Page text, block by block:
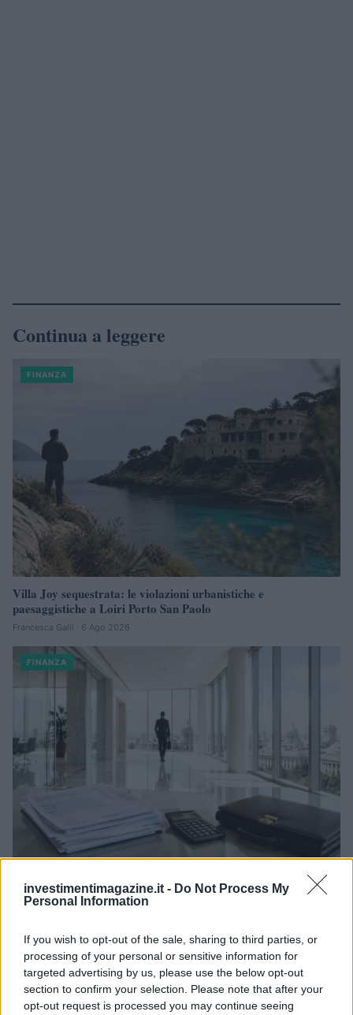
investimentimagazine.it - Do Not Process My
Personal Information
If you wish to opt-out of the sale, sharing to third parties, or
processing of your personal or sensitive information for
targeted advertising by us, please use the below opt-out
section to confirm your selection. Please note that after your
opt-out request is processed you may continue seeing
Continua a leggere
FINANZA
Villa Joy sequestrata: le violazioni urbanistiche e
paesaggistiche a Loiri Porto San Paolo
Francesca Galli · 6 Ago 2026
FINANZA
Novità fiscali 2026: Irpef, concordato preventivo e fringe
benefit